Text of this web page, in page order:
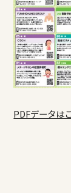
PDFデータは